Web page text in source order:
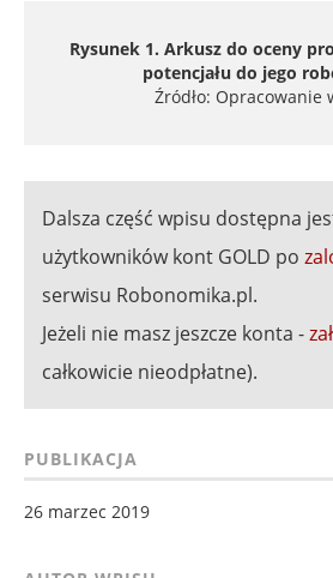
Rysunek 1. Arkusz do oceny
potencjału do jego
Źródło: Opracowanie
Dalsza część wpisu dostępna
użytkowników kont GOLD po
serwisu Robonomika.pl.
Jeżeli nie masz jeszcze konta -
całkowicie nieodpłatne).
PUBLIKACJA
26 marzec 2019